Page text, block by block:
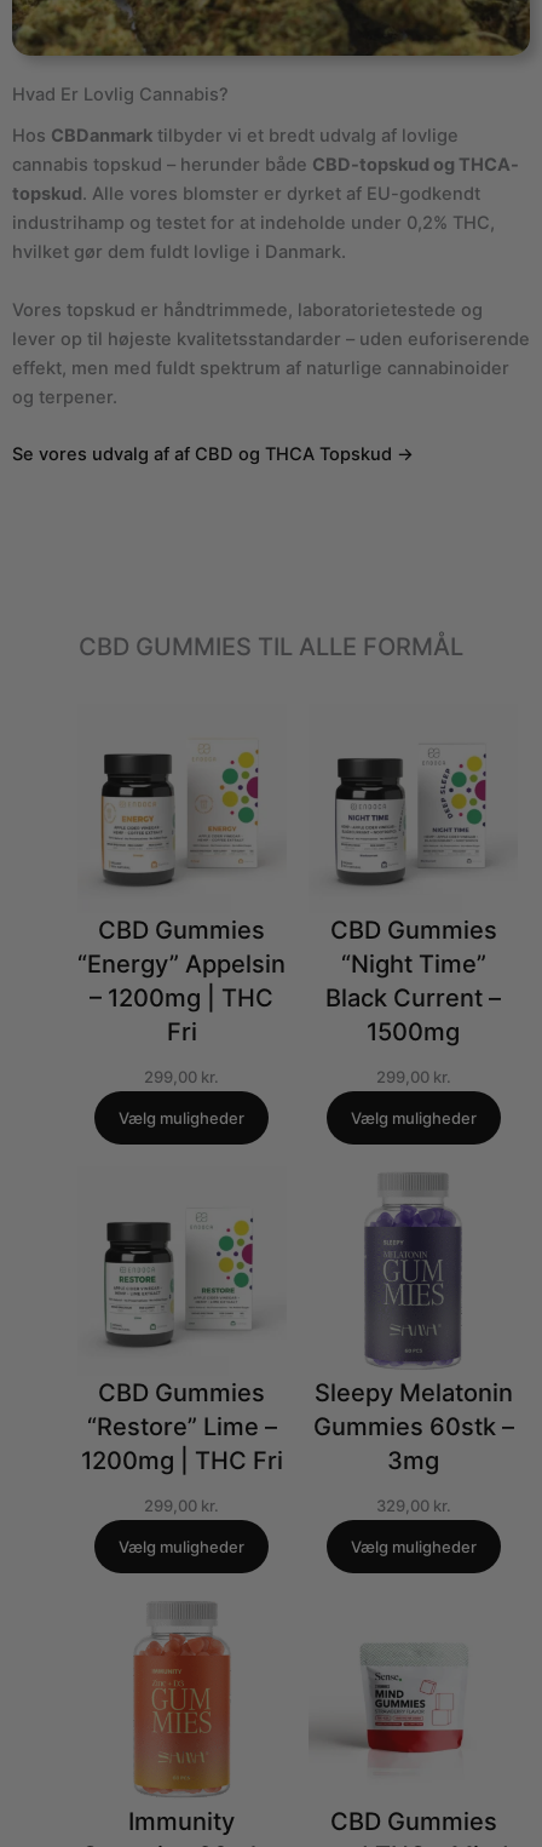
Hvad Er Lovlig Cannabis?
Hos CBDanmark tilbyder vi et bredt udvalg af lovlige
cannabis topskud – herunder både CBD-topskud og THCA-
topskud. Alle vores blomster er dyrket af EU-godkendt
industrihamp og testet for at indeholde under 0,2% THC,
hvilket gør dem fuldt lovlige i Danmark.
Vores topskud er håndtrimmede, laboratorietestede og
lever op til højeste kvalitetsstandarder – uden euforiserende
effekt, men med fuldt spektrum af naturlige cannabinoider
og terpener.
Se vores udvalg af af CBD og THCA Topskud →
CBD GUMMIES TIL ALLE FORMÅL
CBD Gummies
“Energy” Appelsin
– 1200mg | THC
Fri
299,00 kr.
Vælg muligheder
CBD Gummies
“Night Time”
Black Current –
1500mg
299,00 kr.
Vælg muligheder
CBD Gummies
“Restore” Lime –
1200mg | THC Fri
299,00 kr.
Vælg muligheder
Sleepy Melatonin
Gummies 60stk –
3mg
329,00 kr.
Vælg muligheder
Immunity
CBD Gummies